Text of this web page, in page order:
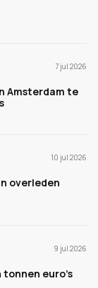
7 jul 2026
Amsterdam te
10 jul 2026
overleden
9 jul 2026
tonnen euro's